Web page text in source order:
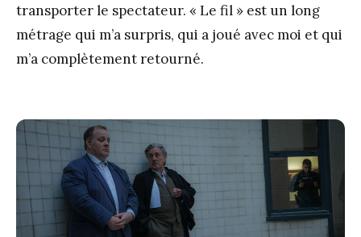
transporter le spectateur. « Le fil » est un long
métrage qui m’a surpris, qui a joué avec moi et qui
m’a complètement retourné.